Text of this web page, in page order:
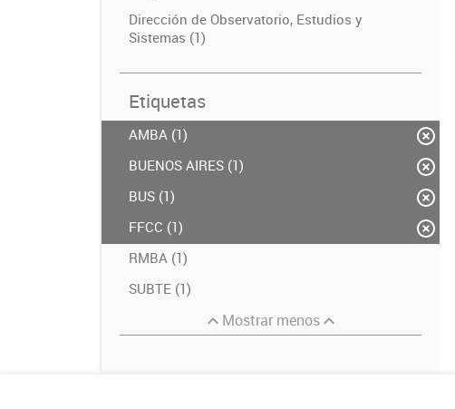
Dirección de Observatorio, Estudios y
Sistemas (1)
Etiquetas
AMBA (1)
BUENOS AIRES (1)
BUS (1)
FFCC (1)
RMBA (1)
SUBTE (1)
Mostrar menos